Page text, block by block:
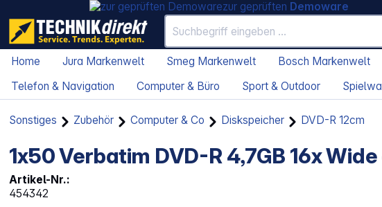
zur geprüften Demoware
Home Jura Markenwelt Smeg Markenwelt Bosch Markenwelt
Telefon & Navigation
Computer & Büro Sport & Outdoor
Sonstiges Zubehör Computer & Co Diskspeicher DVD-R 12cm
1x50 Verbatim DVD-R 4,7GB 16x
Artikel-Nr.:
454342